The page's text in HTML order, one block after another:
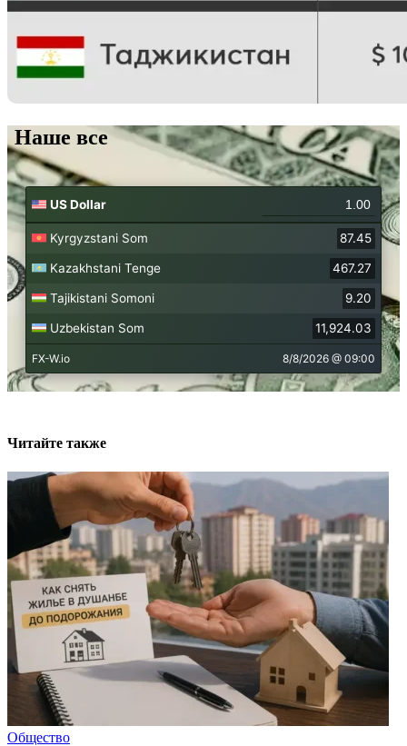
Наше все
Читайте также
Общество